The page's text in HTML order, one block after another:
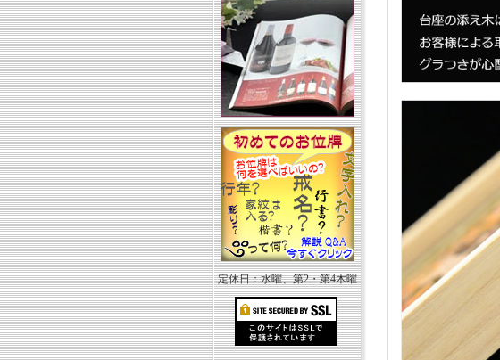
定休日：水曜、第2・第4木曜